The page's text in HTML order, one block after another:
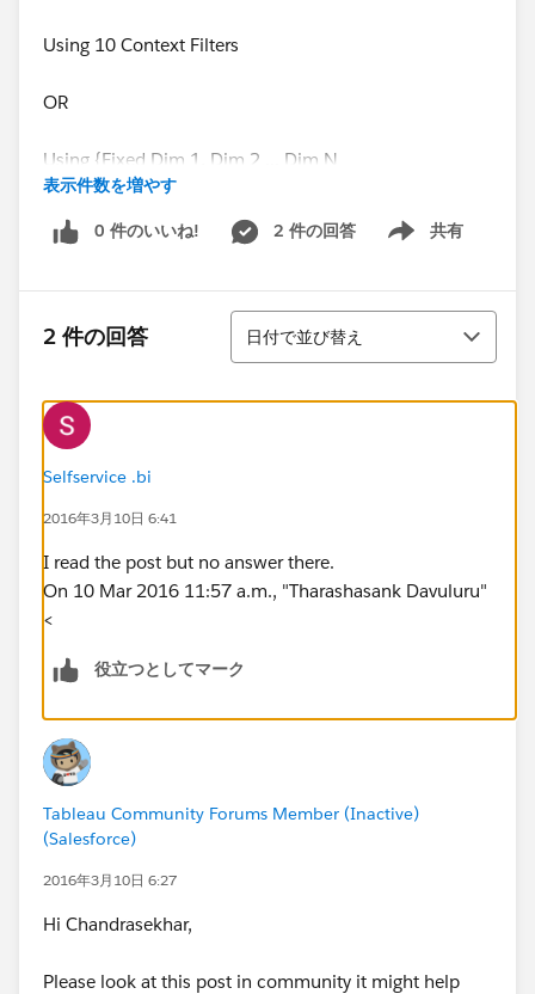
Using 10 Context Filters
OR
Using {Fixed Dim 1, Dim 2 ... Dim N
and No Context Filters.
(I am assuming both would give the same results but I
OR
Fixed Formula)
I guess there is no right or wrong but any indication on
Some Info - Not all the filters would reduce the size of
the data to 1/10th. This is a general guideline given by
Tableau while deciding to use Context Filters.}
表示件数を増やす
0 件のいいね! 2 件の回答 共有
Show menu
2 件の回答
並び替え
日付で並び替え
Selfservice .bi
2016年3月10日 6:41
I read the post but no answer there.
On 10 Mar 2016 11:57 a.m., "Tharashasank Davuluru"
<
役立つとしてマーク
Tableau Community Forums Member (Inactive)
(Salesforce)
2016年3月10日 6:27
Hi Chandrasekhar,
Please look at this post in community it might help